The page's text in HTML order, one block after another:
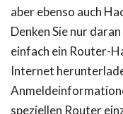
aber ebenso auch
Denken Sie nur
einfach ein Router-
Internet
speziellen Router